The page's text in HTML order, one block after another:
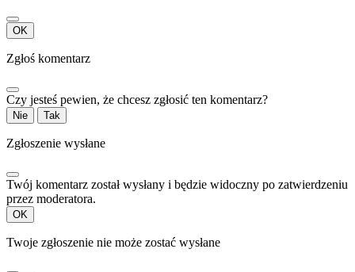
OK
Zgłoś komentarz
Czy jesteś pewien, że chcesz zgłosić ten komentarz?
Nie Tak
Zgłoszenie wysłane
Twój komentarz został wysłany i będzie widoczny po zatwierdzeniu
przez moderatora.
OK
Twoje zgłoszenie nie może zostać wysłane